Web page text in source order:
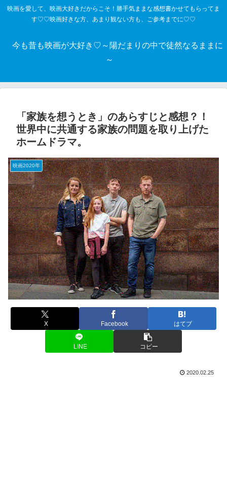
映画を愛して、映画大好きだからこそ！勝手気ままな感想書かせてもらってま
す♡♡映画好きな方、あまり観ない方も、ご参考までに♡♡
今も昔も映画が大好き♡～陽だまりの中で徒然なるままに
～
「家族を想うとき」のあらすじと感想？！
世界中に共通する家族の問題を取り上げた
ホームドラマ。
映画2020年
X Facebook はてブ
LINE コピー
2020.02.25